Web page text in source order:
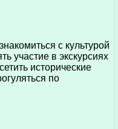
с культурой
участие в экскурсиях
исторические
по